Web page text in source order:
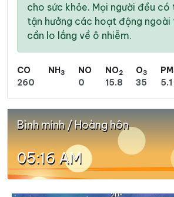
cho sức khỏe. Mọi người đều
tận hưởng các hoạt động ngoài
cần lo lắng về ô nhiễm.
CO
260
NH3
NO
0
NO2
15.8
O3
35
PM
5.1
Bình minh / Hoàng hôn
05:16 AM